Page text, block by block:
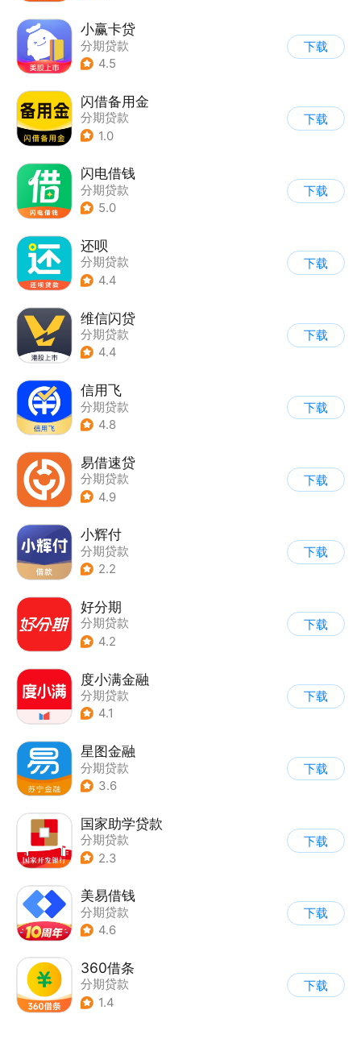
小赢卡贷
分期贷款
4.5
下载
闪借备用金
分期贷款
1.0
下载
闪电借钱
分期贷款
5.0
下载
还呗
分期贷款
4.4
下载
维信闪贷
分期贷款
4.4
下载
信用飞
分期贷款
4.8
下载
易借速贷
分期贷款
4.9
下载
小辉付
分期贷款
2.2
下载
好分期
分期贷款
4.2
下载
度小满金融
分期贷款
4.1
下载
星图金融
分期贷款
3.6
下载
国家助学贷款
分期贷款
2.3
下载
美易借钱
分期贷款
4.6
下载
360借条
分期贷款
1.4
下载